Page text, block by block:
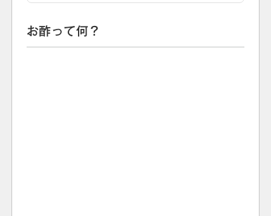
お酢って何？